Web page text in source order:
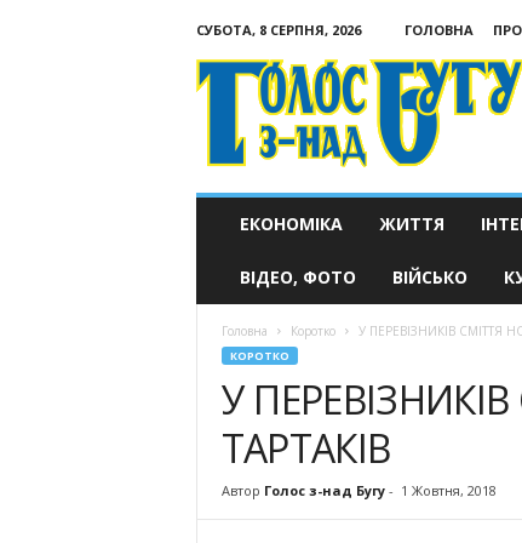
СУБОТА, 8 СЕРПНЯ, 2026 ГОЛОВНА
Голос
з-
ЕКОНОМІКА ЖИТТЯ
ВІДЕО, ФОТО ВІЙСЬКО
Головна Коротко У ПЕРЕВІЗНИКІВ СМІТТЯ
КОРОТКО
У
ТАРТАКІВ
Автор Голос з-над Бугу- 1 Жовтня, 2018